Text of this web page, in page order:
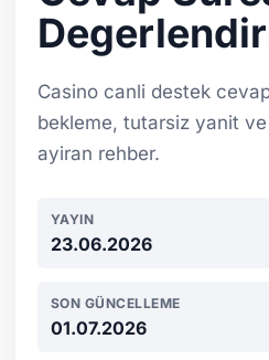
Casino canli destek
bekleme, tutarsiz yanit
ayiran rehber.
YAYIN
23.06.2026
SON GÜNCELLEME
01.07.2026